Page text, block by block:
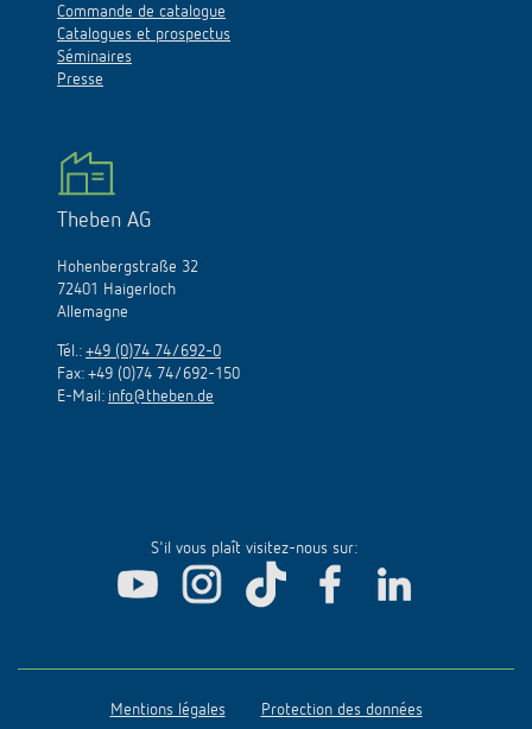
Commande de catalogue
Catalogues et prospectus
Séminaires
Presse
Theben AG
Hohenbergstraße 32
72401 Haigerloch
Allemagne
Tél.: +49 (0)74 74/692-0
Fax: +49 (0)74 74/692-150
E-Mail: info@theben.de
S'il vous plaît visitez-nous sur:
Mentions légales Protection des données